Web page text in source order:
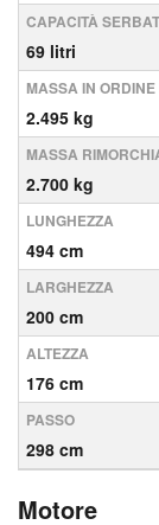
CAPACITÀ
69 litri
MASSA IN
2.495 kg
MASSA
2.700 kg
LUNGHEZZA
494 cm
LARGHEZZA
200 cm
ALTEZZA
176 cm
PASSO
298 cm
Motore